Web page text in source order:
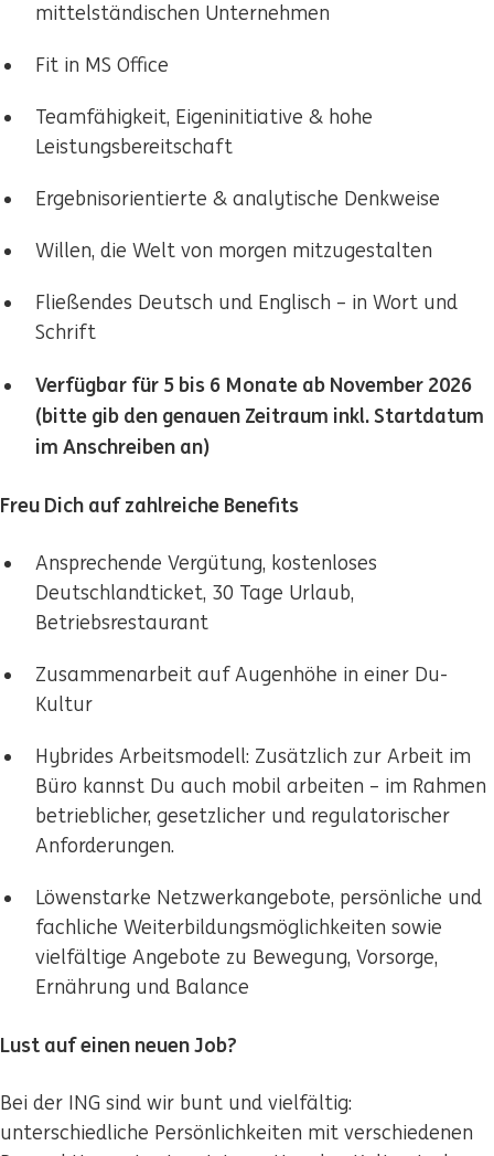
mittelständischen Unternehmen
Fit in MS Office
Teamfähigkeit, Eigeninitiative & hohe
Leistungsbereitschaft
Ergebnisorientierte & analytische Denkweise
Willen, die Welt von morgen mitzugestalten
Fließendes Deutsch und Englisch – in Wort und
Schrift
Verfügbar für 5 bis 6 Monate ab November 2026
(bitte gib den genauen Zeitraum inkl. Startdatum
im Anschreiben an)
Freu Dich auf zahlreiche Benefits
Ansprechende Vergütung, kostenloses
Deutschlandticket, 30 Tage Urlaub,
Betriebsrestaurant
Zusammenarbeit auf Augenhöhe in einer Du-
Kultur
Hybrides Arbeitsmodell: Zusätzlich zur Arbeit im
Büro kannst Du auch mobil arbeiten – im Rahmen
betrieblicher, gesetzlicher und regulatorischer
Anforderungen.
Löwenstarke Netzwerkangebote, persönliche und
fachliche Weiterbildungsmöglichkeiten sowie
vielfältige Angebote zu Bewegung, Vorsorge,
Ernährung und Balance
Lust auf einen neuen Job?
Bei der ING sind wir bunt und vielfältig:
unterschiedliche Persönlichkeiten mit verschiedenen